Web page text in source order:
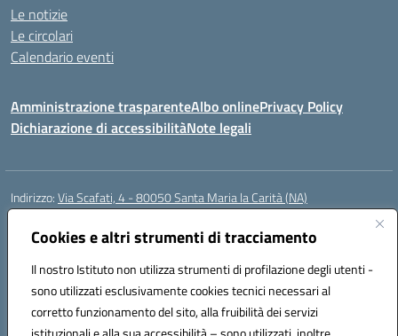
Cookies e altri strumenti di tracciamento
Il nostro Istituto non utilizza strumenti di profilazione degli utenti -
sono utilizzati esclusivamente cookies tecnici necessari al
corretto funzionamento del sito, alla fruibilità dei servizi
Le notizie
Le circolari
Calendario eventi
Amministrazione trasparenteAlbo onlinePrivacy Policy
Dichiarazione di accessibilitàNote legali
Indirizzo:Via Scafati, 4 - 80050 Santa Maria la Carità (NA)
Centralino:
Posta elettronica certificata (PEC):NAEE21900T@pec.istruzione.it
Codice fiscale: 90016250632
Codice meccanografico:NAEE21900T
Codice Indice delle Pubbliche Amministrazioni (IPA): istsc_naee21900t
Codice unico di fatturazione (CUF): UFZ0X6